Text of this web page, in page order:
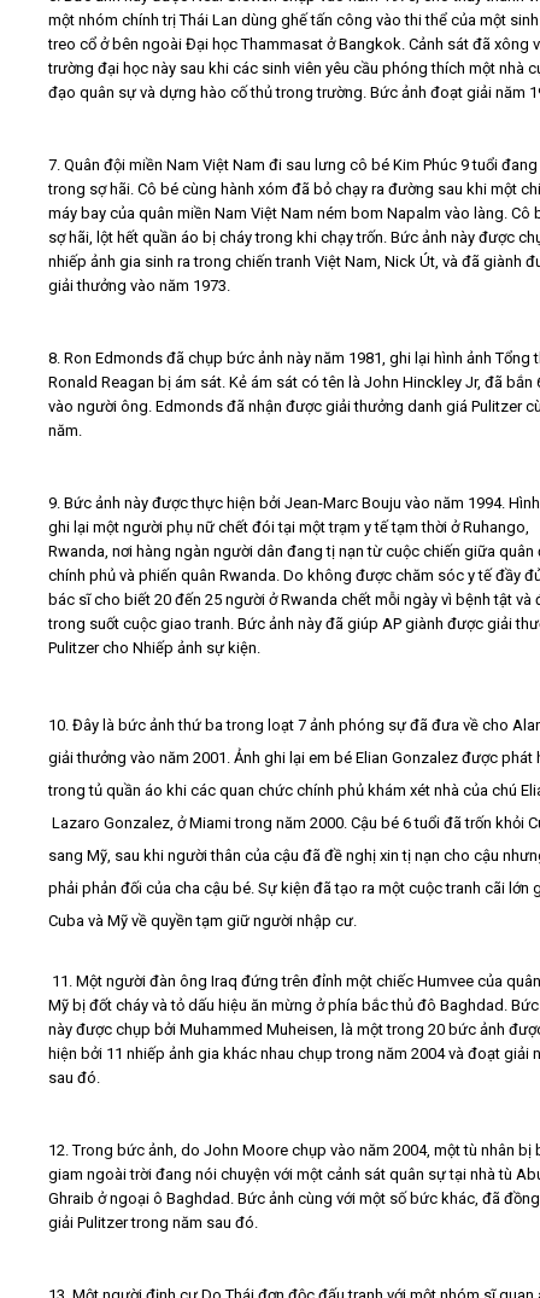
một nhóm chính trị Thái Lan dùng ghế tấn công vào thi thể của một
treo cổ ở bên ngoài Đại học Thammasat ở Bangkok. Cảnh sát đã xông
trường đại học này sau khi các sinh viên yêu cầu phóng thích một nhà
đạo quân sự và dựng hào cố thủ trong trường. Bức ảnh đoạt giải năm
7. Quân đội miền Nam Việt Nam đi sau lưng cô bé Kim Phúc 9 tuổi
trong sợ hãi. Cô bé cùng hành xóm đã bỏ chạy ra đường sau khi một
máy bay của quân miền Nam Việt Nam ném bom Napalm vào làng. Cô
sợ hãi, lột hết quần áo bị cháy trong khi chạy trốn. Bức ảnh này được
nhiếp ảnh gia sinh ra trong chiến tranh Việt Nam, Nick Út, và đã giành
giải thưởng vào năm 1973.
8. Ron Edmonds đã chụp bức ảnh này năm 1981, ghi lại hình ảnh Tổng
Ronald Reagan bị ám sát. Kẻ ám sát có tên là John Hinckley Jr, đã bắn
vào người ông. Edmonds đã nhận được giải thưởng danh giá Pulitzer
năm.
9. Bức ảnh này được thực hiện bởi Jean-Marc Bouju vào năm 1994.
ghi lại một người phụ nữ chết đói tại một trạm y tế tạm thời ở Ruhango,
Rwanda, nơi hàng ngàn người dân đang tị nạn từ cuộc chiến giữa quân
chính phủ và phiến quân Rwanda. Do không được chăm sóc y tế đầy
bác sĩ cho biết 20 đến 25 người ở Rwanda chết mỗi ngày vì bệnh tật và
trong suốt cuộc giao tranh. Bức ảnh này đã giúp AP giành được giải
Pulitzer cho Nhiếp ảnh sự kiện.
10. Đây là bức ảnh thứ ba trong loạt 7 ảnh phóng sự đã đưa về cho
giải thưởng vào năm 2001. Ảnh ghi lại em bé Elian Gonzalez được phát
trong tủ quần áo khi các quan chức chính phủ khám xét nhà của chú
Lazaro Gonzalez, ở Miami trong năm 2000. Cậu bé 6 tuổi đã trốn khỏi
sang Mỹ, sau khi người thân của cậu đã đề nghị xin tị nạn cho cậu
phải phản đối của cha cậu bé. Sự kiện đã tạo ra một cuộc tranh cãi lớn
Cuba và Mỹ về quyền tạm giữ người nhập cư.
11. Một người đàn ông Iraq đứng trên đỉnh một chiếc Humvee của
Mỹ bị đốt cháy và tỏ dấu hiệu ăn mừng ở phía bắc thủ đô Baghdad.
này được chụp bởi Muhammed Muheisen, là một trong 20 bức ảnh
hiện bởi 11 nhiếp ảnh gia khác nhau chụp trong năm 2004 và đoạt giải
sau đó.
12. Trong bức ảnh, do John Moore chụp vào năm 2004, một tù nhân bị
giam ngoài trời đang nói chuyện với một cảnh sát quân sự tại nhà tù
Ghraib ở ngoại ô Baghdad. Bức ảnh cùng với một số bức khác, đã
giải Pulitzer trong năm sau đó.